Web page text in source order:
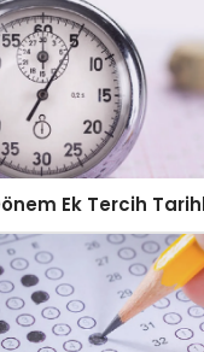
Ek Tercih